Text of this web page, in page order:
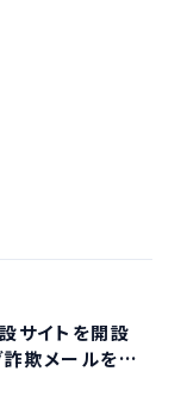
サイトを開設
詐欺メールを調